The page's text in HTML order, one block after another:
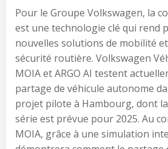
Pour le Groupe Volkswagen, la
est une technologie clé qui rend
nouvelles solutions de mobilité
sécurité routière. Volkswagen
MOIA et ARGO AI testent
partage de véhicule autonome
projet pilote à Hambourg, dont
série est prévue pour 2025. Au
MOIA, grâce à une simulation